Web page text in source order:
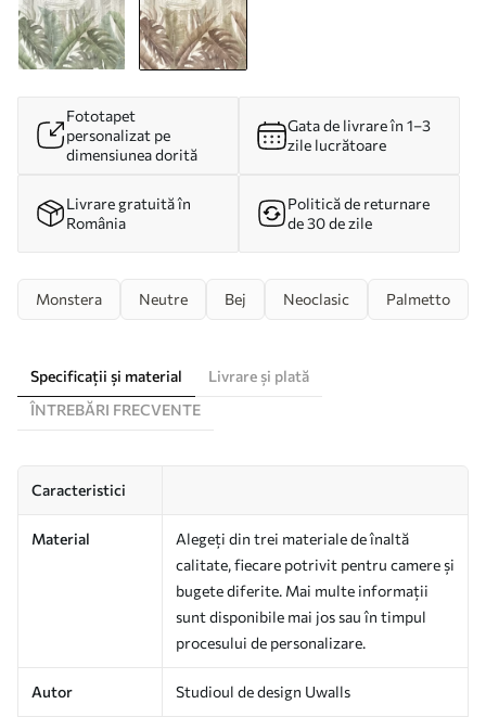
Fototapet
personalizat pe
dimensiunea dorită
Gata de livrare în 1–3
zile lucrătoare
Livrare gratuită în
România
Politică de returnare
de 30 de zile
Monstera Neutre Bej Neoclasic Palmetto
Specificații și material
Livrare și plată
ÎNTREBĂRI FRECVENTE
Caracteristici
Material
Alegeți din trei materiale de înaltă
calitate, fiecare potrivit pentru camere și
bugete diferite. Mai multe informații
sunt disponibile mai jos sau în timpul
procesului de personalizare.
Autor Studioul de design Uwalls